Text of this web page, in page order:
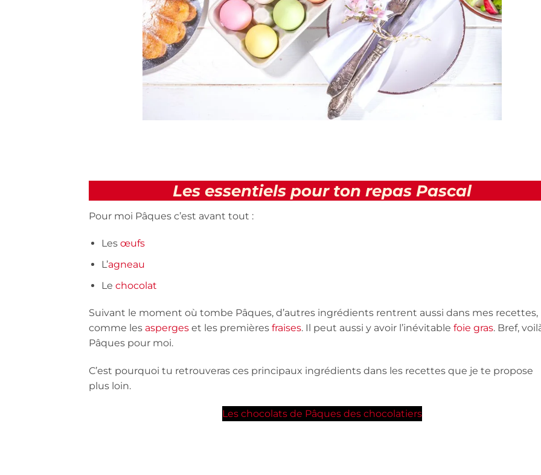
Les essentiels pour ton repas Pascal
Pour moi Pâques c’est avant tout :
Les œufs
L’agneau
Le chocolat
Suivant le moment où tombe Pâques, d’autres ingrédients rentrent aussi dans mes recettes,
comme les asperges et les premières fraises. Il peut aussi y avoir l’inévitable foie gras. Bref,
Pâques pour moi.
C’est pourquoi tu retrouveras ces principaux ingrédients dans les recettes que je te propose
plus loin.
Les chocolats de Pâques des chocolatiers